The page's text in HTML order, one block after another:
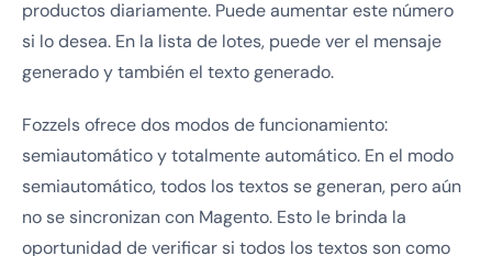
productos diariamente. Puede aumentar este número
si lo desea. En la lista de lotes, puede ver el mensaje
generado y también el texto generado.
Fozzels ofrece dos modos de funcionamiento:
semiautomático y totalmente automático. En el modo
semiautomático, todos los textos se generan, pero aún
no se sincronizan con Magento. Esto le brinda la
oportunidad de verificar si todos los textos son como